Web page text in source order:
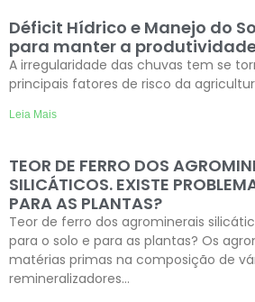
Déficit Hídrico e Manejo do
para manter a
A irregularidade das chuvas tem se
principais fatores de risco da
Leia Mais
TEOR DE FERRO DOS
SILICÁTICOS. EXISTE
PARA AS PLANTAS?
Teor de ferro dos agrominerais
para o solo e para as plantas? Os
matérias primas na composição de
remineralizadores…